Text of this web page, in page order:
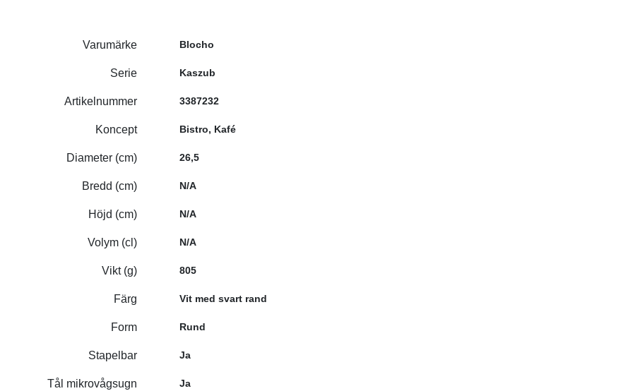
Varumärke Blocho
Serie Kaszub
Artikelnummer 3387232
Koncept Bistro, Kafé
Diameter (cm) 26,5
Bredd (cm) N/A
Höjd (cm) N/A
Volym (cl) N/A
Vikt (g) 805
Färg Vit med svart rand
Form Rund
Stapelbar Ja
Tål mikrovågsugn Ja